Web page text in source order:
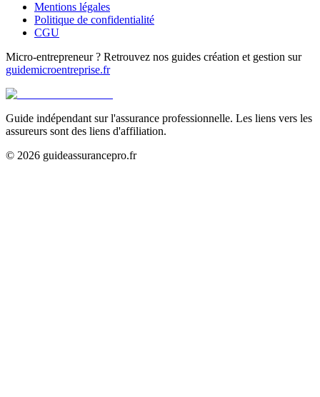
Mentions légales
Politique de confidentialité
CGU
Micro-entrepreneur ? Retrouvez nos guides création et gestion sur
guidemicroentreprise.fr
Guide indépendant sur l'assurance professionnelle. Les liens vers les
assureurs sont des liens d'affiliation.
© 2026 guideassurancepro.fr